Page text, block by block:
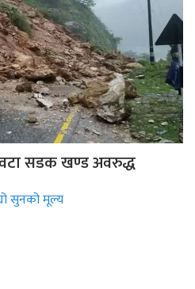
सडक खण्ड अवरुद्ध